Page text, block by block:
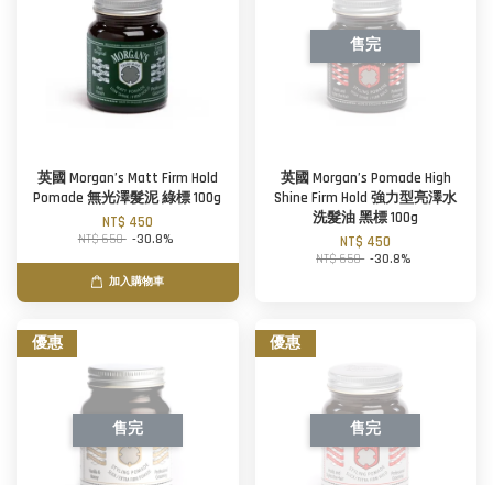
英國 Morgan’s Matt Firm Hold
Pomade 無光澤髮泥 綠標 100g
NT$ 450
NT$ 650 -30.8%
加入購物車
售完
英國 Morgan’s Pomade High
Shine Firm Hold 強力型亮澤水
洗髮油 黑標 100g
NT$ 450
NT$ 650 -30.8%
優惠
售完
優惠
售完